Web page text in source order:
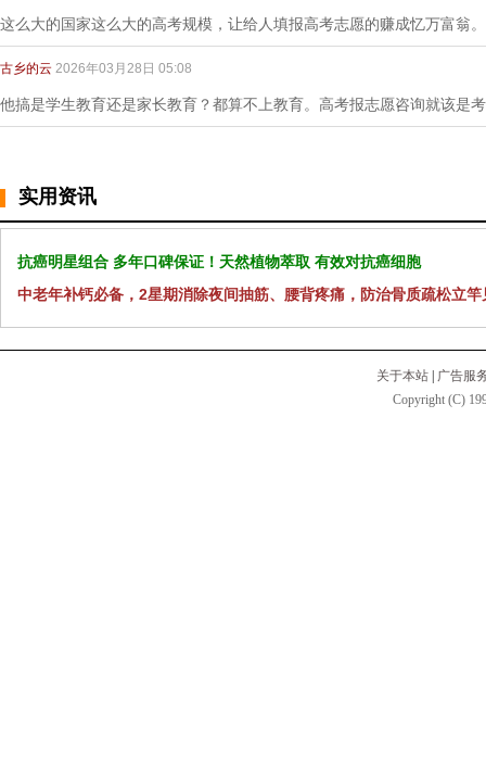
这么大的国家这么大的高考规模，让给人填报高考志愿的赚成忆万富翁
古乡的云 2026年03月28日 05:08
他搞是学生教育还是家长教育？都算不上教育。高考报志愿咨询就该是
实用资讯
抗癌明星组合 多年口碑保证！天然植物萃取 有效对抗癌细胞
中老年补钙必备，2星期消除夜间抽筋、腰背疼痛，防治骨质疏松立竿
关于本站
广告服
Copyright (C)